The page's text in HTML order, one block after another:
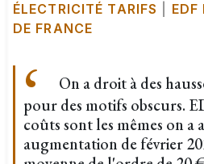
ÉLECTRICITÉ TARIFS
EDF
DE FRANCE
On a droit à des
pour des motifs obscurs.
coûts sont les mêmes on
augmentation de février